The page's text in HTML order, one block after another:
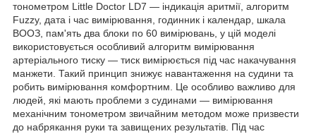
тонометром Little Doctor LD7 — індикація аритмії, алгоритм
Fuzzy, дата і час вимірювання, годинник і календар, шкала
ВООЗ, пам'ять два блоки по 60 вимірювань, у цій моделі
використовується особливий алгоритм вимірювання
артеріального тиску — тиск вимірюється під час накачування
манжети. Такий принцип знижує навантаження на судини та
робить вимірювання комфортним. Це особливо важливо для
людей, які мають проблеми з судинами — вимірювання
механічним тонометром звичайним методом може призвести
до набрякання руки та завищених результатів. Під час